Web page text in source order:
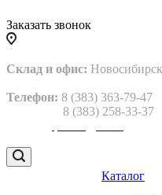
Заказать звонок
Склад и офис:
Телефон: 8 (383) 363-79-47
8 (383) 258-33-37
Каталог